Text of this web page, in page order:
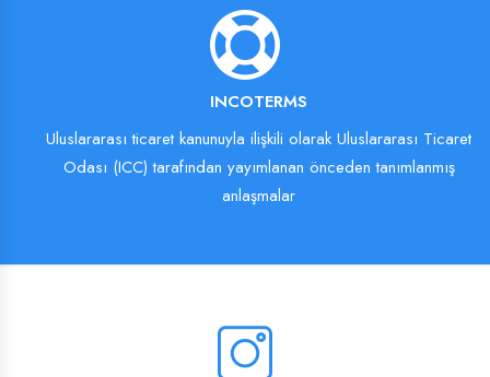
INCOTERMS
Uluslararası ticaret kanunuyla ilişkili olarak Uluslararası Ticaret
Odası (ICC) tarafından yayımlanan önceden tanımlanmış
anlaşmalar